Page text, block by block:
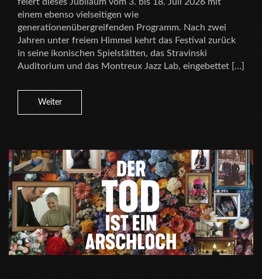
einem ebenso vielseitigen wie
generationenübergreifenden Programm. Nach zwei
Jahren unter freiem Himmel kehrt das Festival zurück
in seine ikonischen Spielstätten, das Stravinski
Auditorium und das Montreux Jazz Lab, eingebettet […]
Weiter